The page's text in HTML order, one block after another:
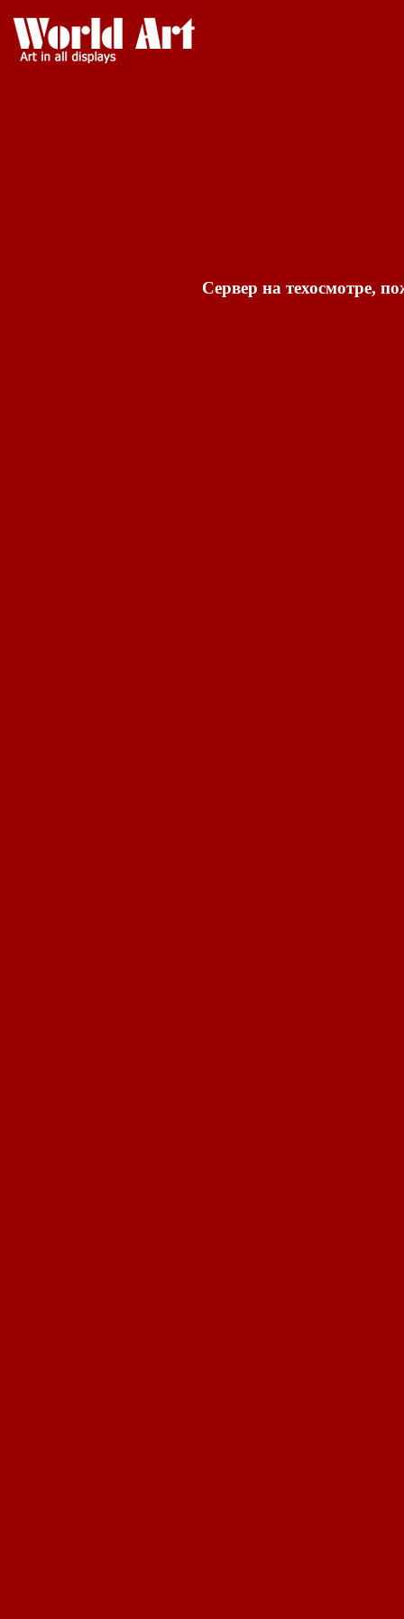
Сервер на техосмотре,